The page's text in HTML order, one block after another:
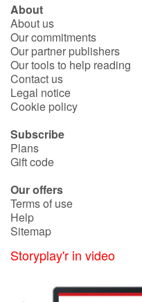
About
About us
Our commitments
Our partner publishers
Our tools to help reading
Contact us
Legal notice
Cookie policy
Subscribe
Plans
Gift code
Our offers
Terms of use
Help
Sitemap
Storyplay'r in video